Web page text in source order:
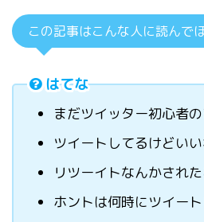
この記事はこんな人に読んで
はてな
まだツイッター初心者
ツイートしてるけどい
リツーイトなんかされ
ホントは何時にツイー